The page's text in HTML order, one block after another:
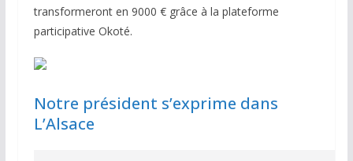
transformeront en 9000 € grâce à la plateforme
participative Okoté.
Notre président s’exprime dans
L’Alsace